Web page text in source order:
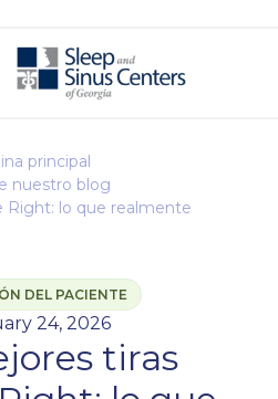
principal
nuestro blog
Right: lo que realmente
DEL PACIENTE
24, 2026
tiras